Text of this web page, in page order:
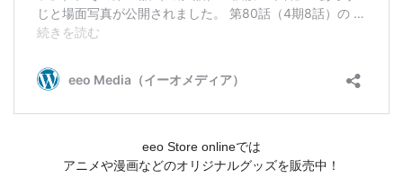
eeo Store onlineでは
アニメや漫画などのオリジナルグッズを販売中！